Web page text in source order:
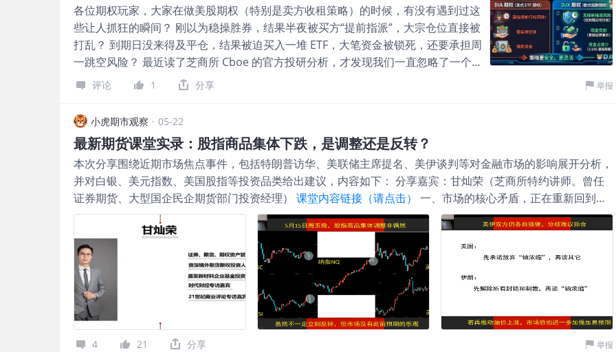
人群健康研究项目（PRECISE-SG100K）等。 创新方案与全流程分析支持：内置最新的多组学和智能化软
各位期权玩家，大家在做美股期权（特别是卖方收租策略）的时候，有没有遇到过这
些让人抓狂的瞬间？ 刚以为稳操胜券，结果半夜被买方“提前指派”，大宗仓位直接被
打乱？ 到期日没来得及平仓，结果被迫买入一堆 ETF，大笔资金被锁死，还要承担周
一跳空风险？ 最近读了芝商所 Cboe 的官方投研分析，才发现我们一直忽略了一个更
适合散户的宝藏工具——DJX（道指指数期权）。如果你经常交易道指 ETF（代码：
什么说 DJX 才是散户的“免坑”利器？ 它和我们熟知的个股/ETF期权有三大底层区别：
1. 欧式行权：再也不怕“半夜被偷袭” DIA 是美式期权，买方随时可以行权。而 DJX 是
欧式期权$1/100道琼斯(DJX)$，只能在到期日当天行权。作为卖方，你完全不用担
心盘中被提前指派，策略可以踏踏实实执行到底。 2. 现金交割：告别“强买强卖” 到
期若进入价内，DIA 会强行塞给你真实的 ETF 股票，瞬间锁死你的保证金。而 DJX 直
接结算现金差价，赢了拿钱，输了扣钱，绝不占用额外资金。 3. 小资金友好 + 每日
到期 DJX 的名义价值只有道指的 1/100。更爽的是，它现在有每日到期（Daily
Expiries）的合约。在美联储公布数据或者核心蓝筹发财报时，它是玩末日期权
（0DTE）绝佳的防身工具。 💡 二、 道指 vs 标普 500，有什么不同？ 很多人把标普
500 和道指混为一谈。其实，标普 500 现在严重受到几大科技巨头的权重绑架；而道
指只精选了 30 家美国最核心的实体蓝筹巨头（如高盛、联合健康、卡特彼
评论 1 分享 举报
小虎期市观察 · 05-22
最新期货课堂实录：股指商品集体下跌，是调整还是反转？
本次分享围绕近期市场焦点事件，包括特朗普访华、美联储主席提名、美伊谈判等对金融市场的影响展开分析，
并对白银、美元指数、美国股指等投资品类给出建议，内容如下： 分享嘉宾：甘灿荣（芝商所特约讲师。曾任
证券期货、大型国企民企期货部门投资经理） 课堂内容链接（请点击）
一、市场的核心矛盾，正在重新回到美
联储 最近一到两周，市场同时被三件事牵动：特朗普访华后的中美经贸消息、新任美联储主席提名通过后的政
策预期变化，以及美伊谈判的后续走向。表面上看是三条线索并行，实际上最终都会落到同一个核心变量上——
美联储未来的政策方向。 随着6月议息会议临近，市场关注重点正在从地缘和外交事件本身，逐渐转向这些事件
会不会改变美联储后续的利率路径。换句话说，不管是中美经贸关系边际缓和，还是美伊谈判反复、油价波动加
剧，最后都会反映到市场对“降息、暂停降息，甚至重新加息”的预期变化上。 二、特朗普访华落地后，为何股指
和商品反而下跌 特朗普访华结束后，商品跟股指出现了集体下跌。核心原因还是消息整体符合预期，但没有形
成明显的超预期利好。中美之间虽然有一些进展，比如关税边际调整、波音飞机采购、农产品采购，以及 H200
芯片出口限制放松等，但这些更多属于前期谈判成果的兑现，而不是新的利好增量。
4 21 分享 举报